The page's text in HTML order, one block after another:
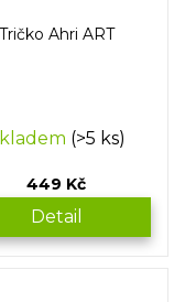
Tričko Ahri ART
(>5 ks)
449 Kč
Detail